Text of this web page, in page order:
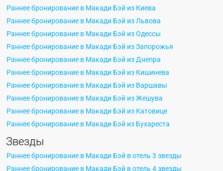
Раннее бронирование в Макади Бэй из Киева
Раннее бронирование в Макади Бэй из Львова
Раннее бронирование в Макади Бэй из Одессы
Раннее бронирование в Макади Бэй из Запорожья
Раннее бронирование в Макади Бэй из Днепра
Раннее бронирование в Макади Бэй из Кишинева
Раннее бронирование в Макади Бэй из Варшавы
Раннее бронирование в Макади Бэй из Жешува
Раннее бронирование в Макади Бэй из Катовице
Раннее бронирование в Макади Бэй из Бухареста
Звезды
Раннее бронирование в Макади Бэй в отель 3 звезды
Раннее бронирование в Макади Бэй в отель 4 звезды